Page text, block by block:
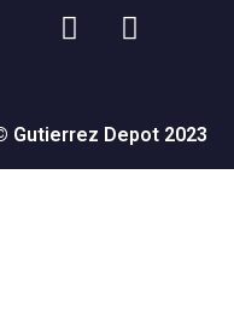
Gutierrez Depot 2023